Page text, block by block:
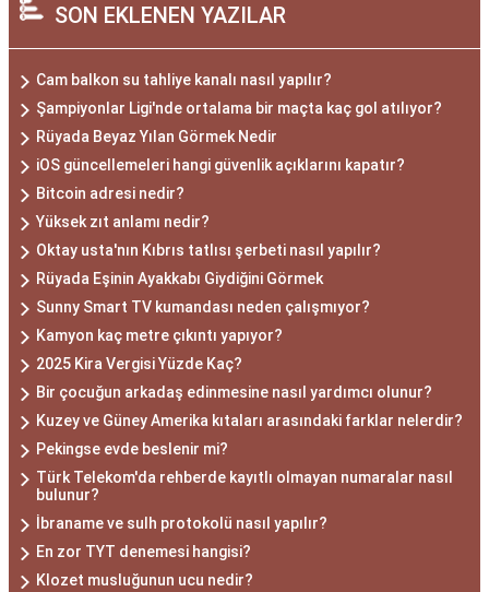
SON EKLENEN YAZILAR
Cam balkon su tahliye kanalı nasıl yapılır?
Şampiyonlar Ligi'nde ortalama bir maçta kaç gol atılıyor?
Rüyada Beyaz Yılan Görmek Nedir
iOS güncellemeleri hangi güvenlik açıklarını kapatır?
Bitcoin adresi nedir?
Yüksek zıt anlamı nedir?
Oktay usta'nın Kıbrıs tatlısı şerbeti nasıl yapılır?
Rüyada Eşinin Ayakkabı Giydiğini Görmek
Sunny Smart TV kumandası neden çalışmıyor?
Kamyon kaç metre çıkıntı yapıyor?
2025 Kira Vergisi Yüzde Kaç?
Bir çocuğun arkadaş edinmesine nasıl yardımcı olunur?
Kuzey ve Güney Amerika kıtaları arasındaki farklar nelerdir?
Pekingse evde beslenir mi?
Türk Telekom'da rehberde kayıtlı olmayan numaralar nasıl
bulunur?
İbraname ve sulh protokolü nasıl yapılır?
En zor TYT denemesi hangisi?
Klozet musluğunun ucu nedir?